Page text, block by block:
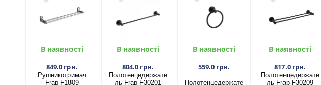
В наявності
849.0 грн.
Рушникотримач
Frap F1809
В наявності
804.0 грн.
Полотенцедержате
ль Frap F30201
В наявності
559.0 грн.
Полотенцедержате
В наявності
817.0 грн.
Полотенцедержате
ль Frap F30209